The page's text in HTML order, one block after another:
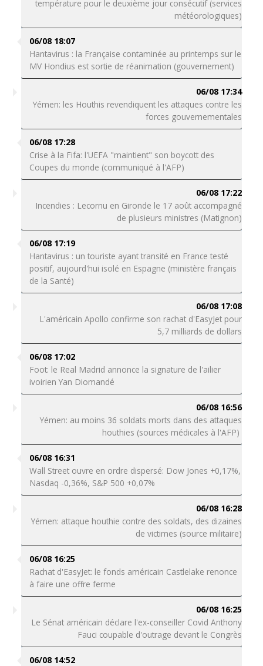
température pour le deuxième jour consécutif (services
météorologiques)
06/08 18:07
Hantavirus : la Française contaminée au printemps sur le
MV Hondius est sortie de réanimation (gouvernement)
06/08 17:34
Yémen: les Houthis revendiquent les attaques contre les
forces gouvernementales
06/08 17:28
Crise à la Fifa: l'UEFA "maintient" son boycott des
Coupes du monde (communiqué à l'AFP)
06/08 17:22
Incendies : Lecornu en Gironde le 17 août accompagné
de plusieurs ministres (Matignon)
06/08 17:19
Hantavirus : un touriste ayant transité en France testé
positif, aujourd'hui isolé en Espagne (ministère français
de la Santé)
06/08 17:08
L'américain Apollo confirme son rachat d'EasyJet pour
5,7 milliards de dollars
06/08 17:02
Foot: le Real Madrid annonce la signature de l'ailier
ivoirien Yan Diomandé
06/08 16:56
Yémen: au moins 36 soldats morts dans des attaques
houthies (sources médicales à l'AFP)
06/08 16:31
Wall Street ouvre en ordre dispersé: Dow Jones +0,17%,
Nasdaq -0,36%, S&P 500 +0,07%
06/08 16:28
Yémen: attaque houthie contre des soldats, des dizaines
de victimes (source militaire)
06/08 16:25
Rachat d'EasyJet: le fonds américain Castlelake renonce
à faire une offre ferme
06/08 16:25
Le Sénat américain déclare l'ex-conseiller Covid Anthony
Fauci coupable d'outrage devant le Congrès
06/08 14:52